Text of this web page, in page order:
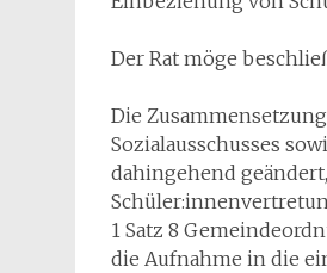
Der Rat möge
Die
Sozialausschusses
dahingehend
1 Satz 8
die Aufnahme in die